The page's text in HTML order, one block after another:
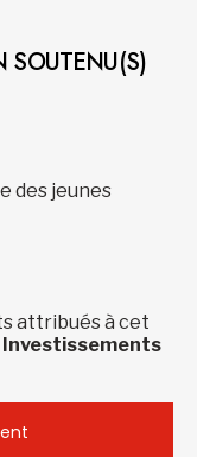
SOUTENU(S)
des jeunes
attribués à cet
Investissements